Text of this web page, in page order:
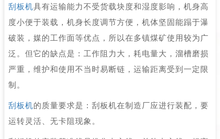
刮板机具有运输能力不受货载块度和湿度影响，机身高
度小便于装载，机身长度调节方便，机体坚固能蹋于瀑
破装，媒的工作面等优点，所以在多镇煤矿使用较为广
泛。但它的缺点是：工作阻力大，耗电量大，溜槽磨损
严重，维护和使用不当时易断链，运输距离受到一定限
制。
刮板机的质量要求是：刮板机在制造厂应进行装配，要
运转灵活、无卡阻现象。